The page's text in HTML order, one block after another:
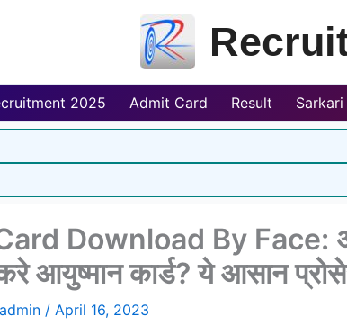
2025 Admit Card Result Sarkari
Download By Face:
आयुष्मान कार्ड? ये आसान
admin / April 16, 2023